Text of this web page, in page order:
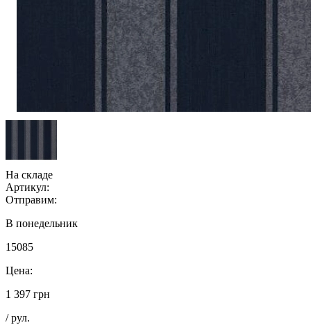
На складе
Артикул:
Отправим:
В понедельник
15085
Цена:
1 397 грн
/ рул.